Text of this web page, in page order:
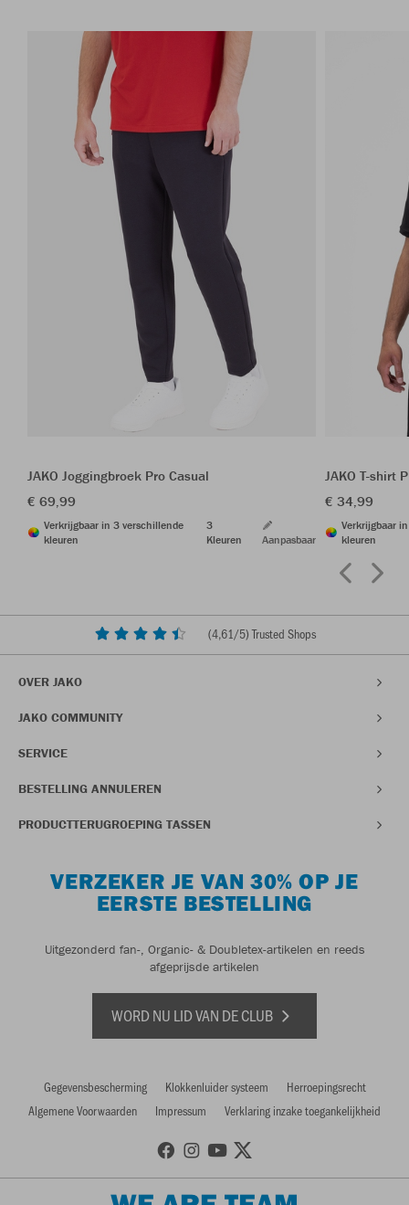
JAKO Joggingbroek Pro Casual
€ 69,99
Verkrijgbaar in 3 verschillende
kleuren
3
Kleuren
Aanpasbaar
JAKO T-shirt
€ 34,99
Verkrijgbaar
kleuren
(4,61/5) Trusted Shops
OVER JAKO
JAKO COMMUNITY
SERVICE
BESTELLING ANNULEREN
PRODUCTTERUGROEPING TASSEN
VERZEKER JE VAN 30% OP JE
EERSTE BESTELLING
Uitgezonderd fan-, Organic- & Doubletex-artikelen en reeds
afgeprijsde artikelen
WORD NU LID VAN DE CLUB
Gegevensbescherming Klokkenluider systeem
Herroepingsrecht
Algemene Voorwaarden
Impressum Verklaring inzake toegankelijkheid